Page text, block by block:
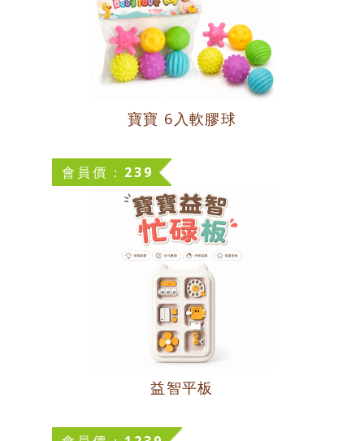
學齡前專區
商品分類區
寶寶 6入軟膠球
會員價：239
益智平板